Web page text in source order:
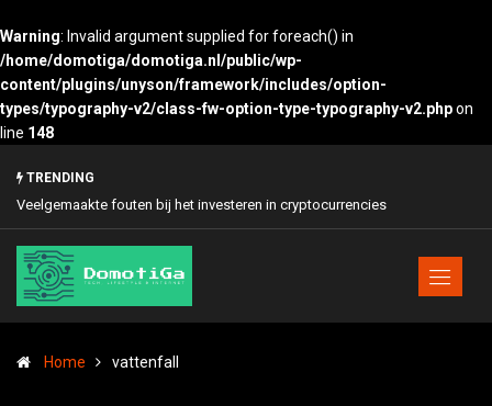
Warning: Invalid argument supplied for foreach() in
/home/domotiga/domotiga.nl/public/wp-
content/plugins/unyson/framework/includes/option-
types/typography-v2/class-fw-option-type-typography-v2.phpon
line 148
TRENDING
Veelgemaakte fouten bij het investeren in cryptocurrenciesZo verhoog je de
Home vattenfall